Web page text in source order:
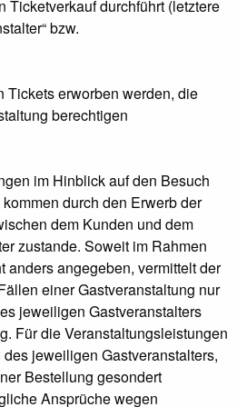
Ticketverkauf durchführt (letztere
bzw.
Tickets erworben werden, die
berechtigen
im Hinblick auf den Besuch
durch den Erwerb der
dem Kunden und dem
zustande. Soweit im Rahmen
anders angegeben, vermittelt der
einer Gastveranstaltung nur
jeweiligen Gastveranstalters
Für die Veranstaltungsleistungen
jeweiligen Gastveranstalters,
Bestellung gesondert
Ansprüche wegen